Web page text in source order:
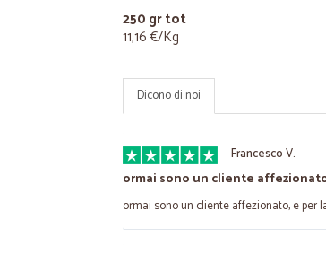
250 gr tot
11,16 €/Kg
Dicono di noi
—Francesco V.
ormai sono un cliente
ormai sono un cliente affezionato, e per